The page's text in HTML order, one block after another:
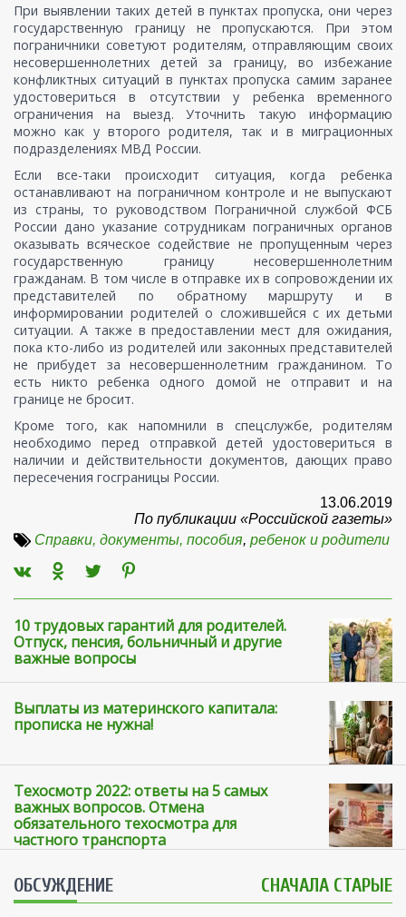
При выявлении таких детей в пунктах пропуска, они через
государственную границу не пропускаются. При этом
пограничники советуют родителям, отправляющим своих
несовершеннолетних детей за границу, во избежание
конфликтных ситуаций в пунктах пропуска самим заранее
удостовериться в отсутствии у ребенка временного
ограничения на выезд. Уточнить такую информацию
можно как у второго родителя, так и в миграционных
подразделениях МВД России.
Если все-таки происходит ситуация, когда ребенка
останавливают на пограничном контроле и не выпускают
из страны, то руководством Пограничной службой ФСБ
России дано указание сотрудникам пограничных органов
оказывать всяческое содействие не пропущенным через
государственную границу несовершеннолетним
гражданам. В том числе в отправке их в сопровождении их
представителей по обратному маршруту и в
информировании родителей о сложившейся с их детьми
ситуации. А также в предоставлении мест для ожидания,
пока кто-либо из родителей или законных представителей
не прибудет за несовершеннолетним гражданином. То
есть никто ребенка одного домой не отправит и на
границе не бросит.
Кроме того, как напомнили в спецслужбе, родителям
необходимо перед отправкой детей удостовериться в
наличии и действительности документов, дающих право
пересечения госграницы России.
13.06.2019
По публикации «Российской газеты»
Справки, документы, пособия, ребенок и родители
10 трудовых гарантий для родителей.
Отпуск, пенсия, больничный и другие
важные вопросы
Выплаты из материнского капитала:
прописка не нужна!
Техосмотр 2022: ответы на 5 самых
важных вопросов. Отмена
обязательного техосмотра для
частного транспорта
ОБСУЖДЕНИЕ СНАЧАЛА СТАРЫЕ